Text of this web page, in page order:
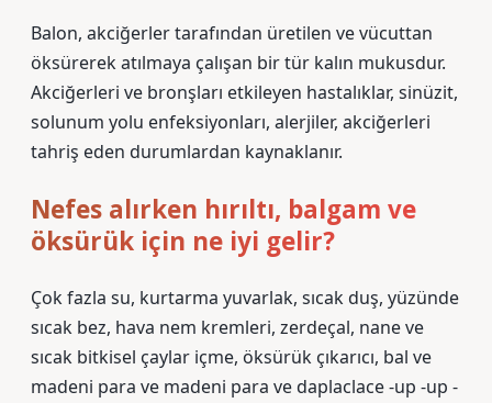
Balon, akciğerler tarafından üretilen ve vücuttan
öksürerek atılmaya çalışan bir tür kalın mukusdur.
Akciğerleri ve bronşları etkileyen hastalıklar, sinüzit,
solunum yolu enfeksiyonları, alerjiler, akciğerleri
tahriş eden durumlardan kaynaklanır.
Nefes alırken hırıltı, balgam ve
öksürük için ne iyi gelir?
Çok fazla su, kurtarma yuvarlak, sıcak duş, yüzünde
sıcak bez, hava nem kremleri, zerdeçal, nane ve
sıcak bitkisel çaylar içme, öksürük çıkarıcı, bal ve
madeni para ve madeni para ve daplaclace -up -up -